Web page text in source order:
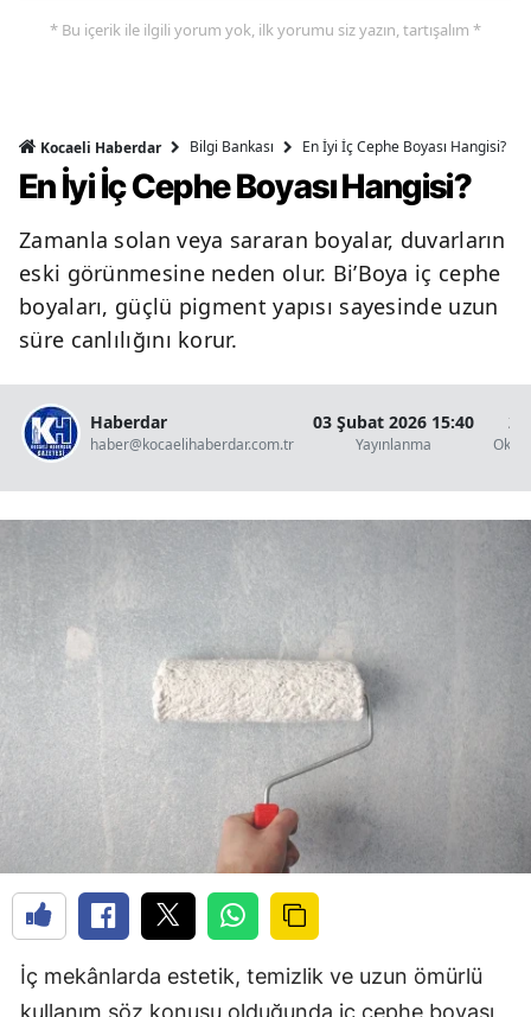
* Bu içerik ile ilgili yorum yok, ilk yorumu siz yazın, tartışalım *
Kocaeli Haberdar Bilgi Bankası En İyi İç Cephe Boyası Hangisi?
En İyi İç Cephe Boyası Hangisi?
Zamanla solan veya sararan boyalar, duvarların
eski görünmesine neden olur. Bi’Boya iç cephe
boyaları, güçlü pigment yapısı sayesinde uzun
süre canlılığını korur.
Haberdar
haber@kocaelihaberdar.com.tr
03 Şubat 2026 15:40
Yayınlanma
2
İç mekânlarda estetik, temizlik ve uzun ömürlü